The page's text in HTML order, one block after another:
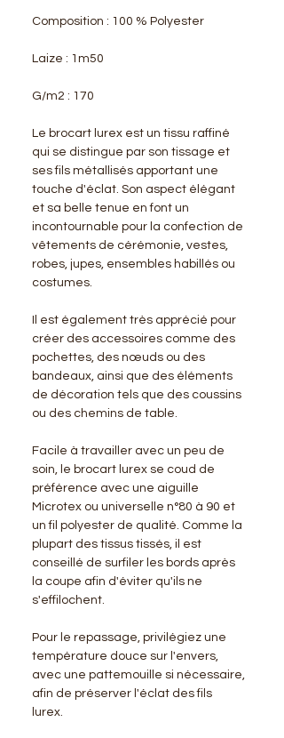
Composition : 100 % Polyester
Laize : 1m50
G/m2 : 170
Le brocart lurex est un tissu raffiné
qui se distingue par son tissage et
ses fils métallisés apportant une
touche d'éclat. Son aspect élégant
et sa belle tenue en font un
incontournable pour la confection de
vêtements de cérémonie, vestes,
robes, jupes, ensembles habillés ou
costumes.
Il est également très apprécié pour
créer des accessoires comme des
pochettes, des nœuds ou des
bandeaux, ainsi que des éléments
de décoration tels que des coussins
ou des chemins de table.
Facile à travailler avec un peu de
soin, le brocart lurex se coud de
préférence avec une aiguille
Microtex ou universelle n°80 à 90 et
un fil polyester de qualité. Comme la
plupart des tissus tissés, il est
conseillé de surfiler les bords après
la coupe afin d'éviter qu'ils ne
s'effilochent.
Pour le repassage, privilégiez une
température douce sur l'envers,
avec une pattemouille si nécessaire,
afin de préserver l'éclat des fils
lurex.